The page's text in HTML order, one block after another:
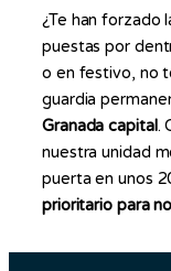
¿Te han forzado
puestas por
o en festivo, no
guardia
Granada capital.
nuestra unidad
puerta en unos
prioritario para